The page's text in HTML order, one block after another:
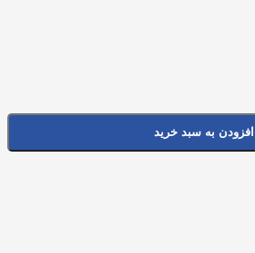
افزودن به سبد خرید